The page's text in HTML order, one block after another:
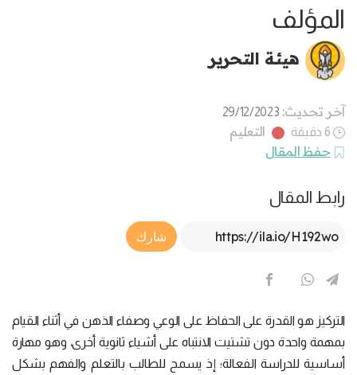
المؤلف
هيئة التحرير
آخر تحديث: 29/12/2023
6 دقيقة
التعليم
حفظ المقال
رابط المقال
Article Link
شارك
التركيز هو القدرة على الحفاظ على الوعي وصفاء الذهن في أثناء القيام
بمهمة واحدة دون تشتيت الانتباه على أشياء ثانوية أخرى، وهو مهارة
أساسية للدراسة الفعالة؛ إذ يسمح للطالب بالتعلم والفهم بشكل